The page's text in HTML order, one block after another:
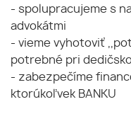
- spolupracujeme s
advokátmi
- vieme vyhotoviť
potrebné pri
- zabezpečíme
ktorúkoľvek BANKU